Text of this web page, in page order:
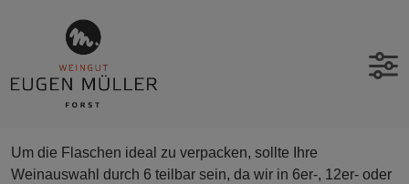
Um die Flaschen ideal zu verpacken, sollte Ihre
Weinauswahl durch 6 teilbar sein, da wir in 6er-, 12er- oder